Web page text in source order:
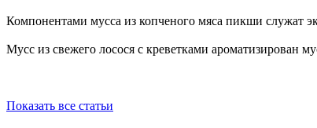
Компонентами мусса из копченого мяса пикши служат
Мусс из свежего лосося с креветками ароматизирован
Показать все статьи